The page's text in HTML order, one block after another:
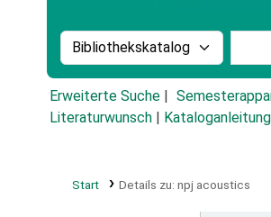
Suche im Katalog nach:
Erweiterte Suche
Literaturwunsch
Kataloganleitung
Start Details zu: npj acoustics